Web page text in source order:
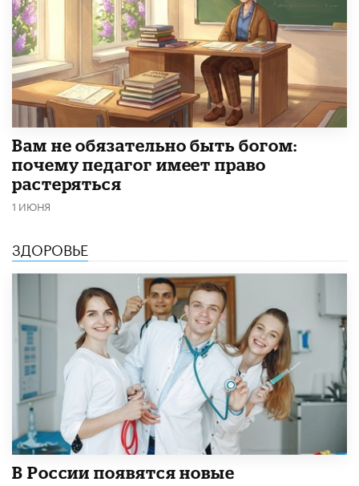
​Вам не обязательно быть богом:
почему педагог имеет право
растеряться
1 ИЮНЯ
ЗДОРОВЬЕ
В России появятся новые